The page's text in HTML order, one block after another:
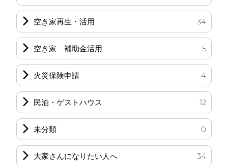
空き家再生・活用 34
空き家 補助金活用 5
火災保険申請 4
民泊・ゲストハウス 12
未分類 0
大家さんになりたい人へ 34